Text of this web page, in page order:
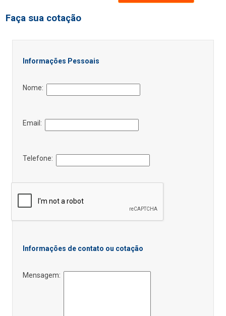
Faça sua cotação
Informações Pessoais
Nome:
Email:
Telefone:
Informações de contato ou cotação
Mensagem: